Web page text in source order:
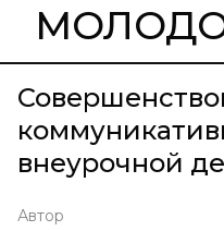
внеурочной
Автор